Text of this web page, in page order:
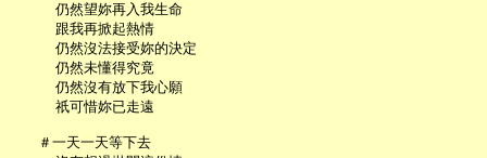
     仍然望妳再入我生命
     跟我再掀起熱情
     仍然沒法接受妳的決定
     仍然未懂得究竟
     仍然沒有放下我心願
     祇可惜妳已走遠
   ＃一天一天等下去